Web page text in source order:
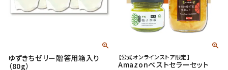
ゆずきちゼリー贈答用箱入り
（80g）
【公式オンラインストア限定】
Amazonベストセラーセット